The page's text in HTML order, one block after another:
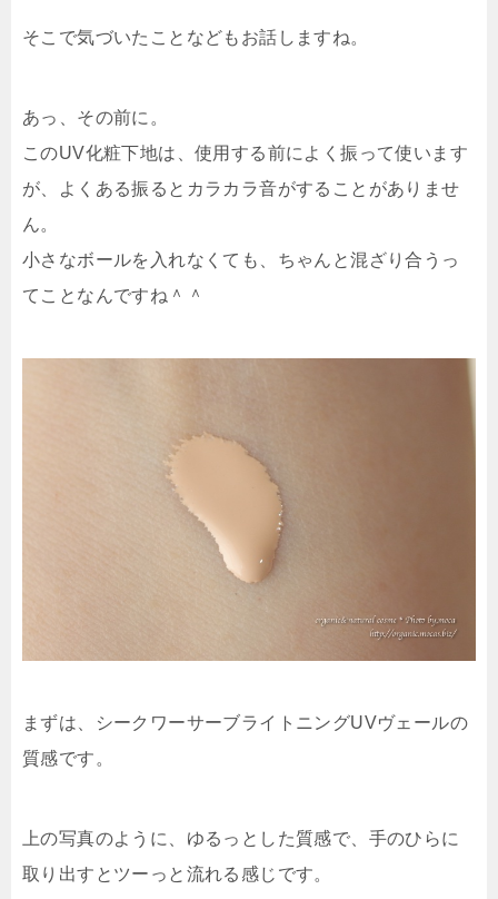
そこで気づいたことなどもお話しますね。
あっ、その前に。
このUV化粧下地は、使用する前によく振って使います
が、よくある振るとカラカラ音がすることがありませ
ん。
小さなボールを入れなくても、ちゃんと混ざり合うっ
てことなんですね＾＾
まずは、シークワーサーブライトニングUVヴェールの
質感です。
上の写真のように、ゆるっとした質感で、手のひらに
取り出すとツーっと流れる感じです。